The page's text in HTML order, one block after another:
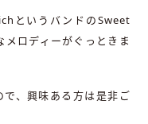
というバンドのSweet
ロディーがぐっときま
、興味ある方は是非ご